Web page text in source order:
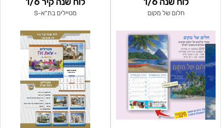
חלום של מקום מטיילים בת"א-S